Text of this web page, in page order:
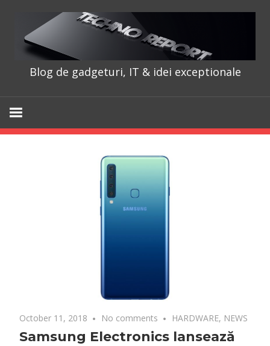
content
Blog de gadgeturi, IT & idei exceptionale
October 11, 2018 No comments HARDWARE, NEWS
Samsung Electronics lansează